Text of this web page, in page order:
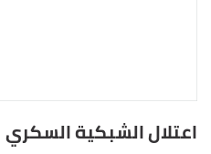
اعتلال الشبكية السكري